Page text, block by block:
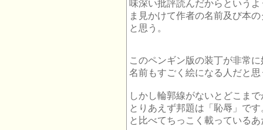
味深い批評読んだからという
ま見かけて作者の名前及び本
と思う。
このペンギン版の装丁が非常
名前もすごく絵になる人だと思
しかし輪郭線がないとどこま
とりあえず邦題は「恥辱」で
と比べてちっこく載っている